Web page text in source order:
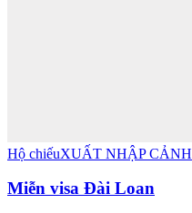
Hộ chiếuXUẤT NHẬP CẢNH
Miễn visa Đài Loan